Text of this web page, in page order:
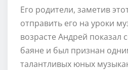
Его родители, заметив
отправить его на уроки
возрасте Андрей показал
баяне и был признан
талантливых юных